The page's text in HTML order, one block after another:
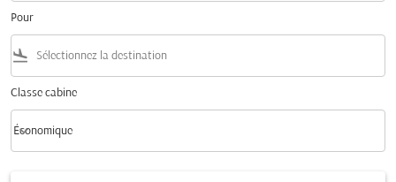
Pour
flight_land
Classe cabine
Classe cabine option Économique Selected
Économique
keyboard_arrow_down